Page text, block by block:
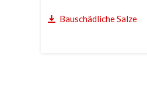
Bauschädliche Salze